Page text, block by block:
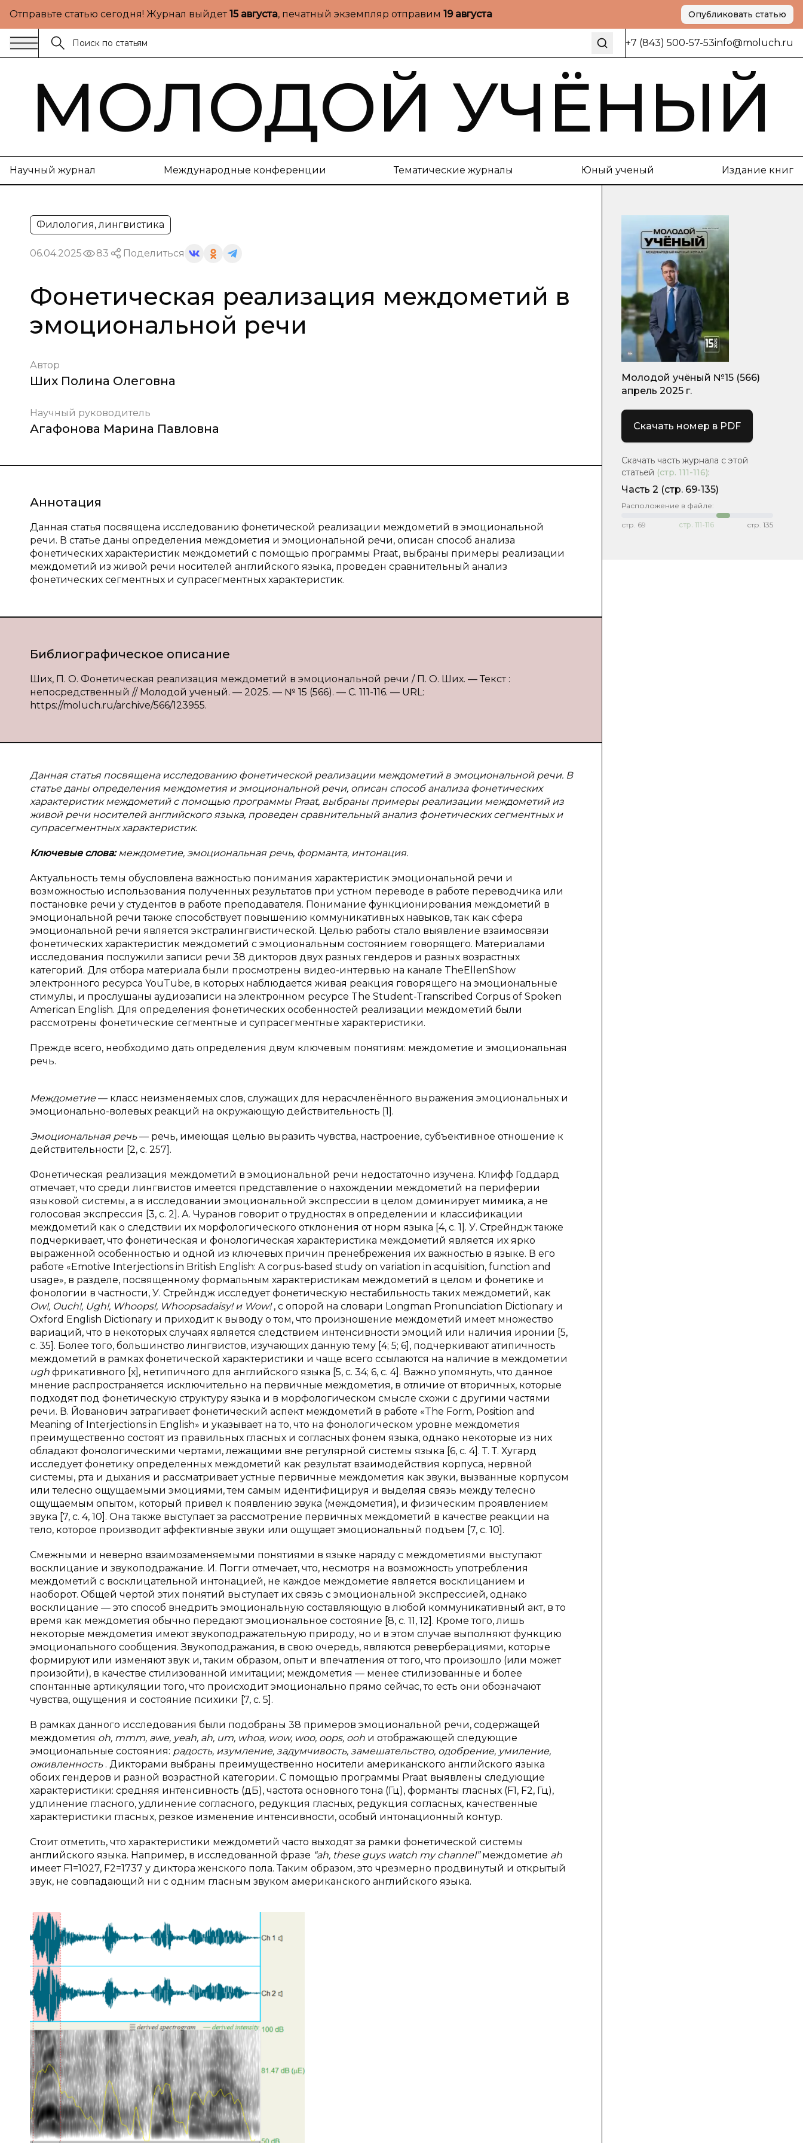
Отправьте статью сегодня! Журнал выйдет15 августа, печатный экземпляр отправим 19 августа Опубликовать статью
+7 (843) 500-57-53info@moluch.ru
МОЛОДОЙ УЧЁНЫЙ
Научный журнал Международные конференции Тематические журналы Юный ученый Издание книг
Филология, лингвистика
06.04.2025 83 Поделиться
Фонетическая реализация междометий в
эмоциональной речи
Автор
Ших Полина Олеговна
Научный руководитель
Агафонова Марина Павловна
Аннотация
Данная статья посвящена исследованию фонетической реализации междометий в эмоциональной
речи. В статье даны определения междометия и эмоциональной речи, описан способ анализа
фонетических характеристик междометий с помощью программы Praat, выбраны примеры реализации
междометий из живой речи носителей английского языка, проведен сравнительный анализ
фонетических сегментных и супрасегментных характеристик.
Библиографическое описание
Ших, П. О. Фонетическая реализация междометий в эмоциональной речи / П. О. Ших. — Текст :
непосредственный // Молодой ученый. — 2025. — № 15 (566). — С. 111-116. — URL:
https://moluch.ru/archive/566/123955.
Данная статья посвящена исследованию фонетической реализации междометий в эмоциональной речи. В
статье даны определения междометия и эмоциональной речи, описан способ анализа фонетических
характеристик междометий с помощью программы Praat, выбраны примеры реализации междометий из
живой речи носителей английского языка, проведен сравнительный анализ фонетических сегментных и
супрасегментных характеристик.
Ключевые слова:междометие, эмоциональная речь, форманта, интонация.
Актуальность темы обусловлена важностью понимания характеристик эмоциональной речи и
возможностью использования полученных результатов при устном переводе в работе переводчика или
постановке речи у студентов в работе преподавателя. Понимание функционирования междометий в
эмоциональной речи также способствует повышению коммуникативных навыков, так как сфера
эмоциональной речи является экстралингвистической. Целью работы стало выявление взаимосвязи
фонетических характеристик междометий с эмоциональным состоянием говорящего. Материалами
исследования послужили записи речи 38 дикторов двух разных гендеров и разных возрастных
категорий. Для отбора материала были просмотрены видео-интервью на канале TheEllenShow
электронного ресурса YouTube, в которых наблюдается живая реакция говорящего на эмоциональные
стимулы, и прослушаны аудиозаписи на электронном ресурсе The Student-Transcribed Corpus of Spoken
American English. Для определения фонетических особенностей реализации междометий были
рассмотрены фонетические сегментные и супрасегментные характеристики.
Прежде всего, необходимо дать определения двум ключевым понятиям: междометие и эмоциональная
речь.
Междометие— класс неизменяемых слов, служащих для нерасчленённого выражения эмоциональных и
эмоционально-волевых реакций на окружающую действительность [1].
Эмоциональная речь— речь, имеющая целью выразить чувства, настроение, субъективное отношение к
действительности [2, c. 257].
Фонетическая реализация междометий в эмоциональной речи недостаточно изучена. Клифф Годдард
отмечает, что среди лингвистов имеется представление о нахождении междометий на периферии
языковой системы, а в исследовании эмоциональной экспрессии в целом доминирует мимика, а не
голосовая экспрессия [3, с. 2]. А. Чуранов говорит о трудностях в определении и классификации
междометий как о следствии их морфологического отклонения от норм языка [4, с. 1]. У. Стрейндж также
подчеркивает, что фонетическая и фонологическая характеристика междометий является их ярко
выраженной особенностью и одной из ключевых причин пренебрежения их важностью в языке. В его
работе «Emotive Interjections in British English: A corpus-based study on variation in acquisition, function and
usage», в разделе, посвященному формальным характеристикам междометий в целом и фонетике и
фонологии в частности, У. Стрейндж исследует фонетическую нестабильность таких междометий, как
Ow!, Ouch!, Ugh!, Whoops!, Whoopsadaisy! и Wow!, с опорой на словари Longman Pronunciation Dictionary и
Oxford English Dictionary и приходит к выводу о том, что произношение междометий имеет множество
вариаций, что в некоторых случаях является следствием интенсивности эмоций или наличия иронии [5,
с. 35]. Более того, большинство лингвистов, изучающих данную тему [4; 5; 6], подчеркивают атипичность
междометий в рамках фонетической характеристики и чаще всего ссылаются на наличие в междометии
ugh фрикативного [х], нетипичного для английского языка [5, с. 34; 6, с. 4]. Важно упомянуть, что данное
мнение распространяется исключительно на первичные междометия, в отличие от вторичных, которые
подходят под фонетическую структуру языка и в морфологическом смысле схожи с другими частями
речи. В. Йованович затрагивает фонетический аспект междометий в работе «The Form, Position and
Meaning of Interjections in English» и указывает на то, что на фонологическом уровне междометия
преимущественно состоят из правильных гласных и согласных фонем языка, однако некоторые из них
обладают фонологическими чертами, лежащими вне регулярной системы языка [6, с. 4]. Т. Т. Хугард
исследует фонетику определенных междометий как результат взаимодействия корпуса, нервной
системы, рта и дыхания и рассматривает устные первичные междометия как звуки, вызванные корпусом
или телесно ощущаемыми эмоциями, тем самым идентифицируя и выделяя связь между телесно
ощущаемым опытом, который привел к появлению звука (междометия), и физическим проявлением
звука [7, с. 4, 10]. Она также выступает за рассмотрение первичных междометий в качестве реакции на
тело, которое производит аффективные звуки или ощущает эмоциональный подъем [7, с. 10].
Смежными и неверно взаимозаменяемыми понятиями в языке наряду с междометиями выступают
восклицание и звукоподражание. И. Погги отмечает, что, несмотря на возможность употребления
междометий с восклицательной интонацией, не каждое междометие является восклицанием и
наоборот. Общей чертой этих понятий выступает их связь с эмоциональной экспрессией, однако
восклицание — это способ внедрить эмоциональную составляющую в любой коммуникативный акт, в то
время как междометия обычно передают эмоциональное состояние [8, с. 11, 12]. Кроме того, лишь
некоторые междометия имеют звукоподражательную природу, но и в этом случае выполняют функцию
эмоционального сообщения. Звукоподражания, в свою очередь, являются реверберациями, которые
формируют или изменяют звук и, таким образом, опыт и впечатления от того, что произошло (или может
произойти), в качестве стилизованной имитации; междометия — менее стилизованные и более
спонтанные артикуляции того, что происходит эмоционально прямо сейчас, то есть они обозначают
чувства, ощущения и состояние психики [7, с. 5].
В рамках данного исследования были подобраны 38 примеров эмоциональной речи, содержащей
междометия oh, mmm, awe, yeah, ah, um, whoa, wow, woo, oops, ooh и отображающей следующие
эмоциональные состояния: радость, изумление, задумчивость, замешательство, одобрение, умиление,
оживленность . Дикторами выбраны преимущественно носители американского английского языка
обоих гендеров и разной возрастной категории. С помощью программы Praat выявлены следующие
характеристики: средняя интенсивность (дБ), частота основного тона (Гц), форманты гласных (F1, F2, Гц),
удлинение гласного, удлинение согласного, редукция гласных, редукция согласных, качественные
характеристики гласных, резкое изменение интенсивности, особый интонационный контур.
Стоит отметить, что характеристики междометий часто выходят за рамки фонетической системы
английского языка. Например, в исследованной фразе “ah, these guys watch my channel”междометие ah
имеет F1=1027, F2=1737 у диктора женского пола. Таким образом, это чрезмерно продвинутый и открытый
звук, не совпадающий ни с одним гласным звуком американского английского языка.
Молодой учёный №15 (566)
апрель 2025 г.
Скачать номер в PDF
Скачать часть журнала с этой
статьей (стр. 111-116):
Часть 2 (стр. 69-135)
Расположение в файле:
стр. 69 стр. 111-116 стр. 135